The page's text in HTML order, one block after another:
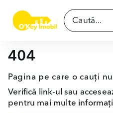
404
Pagina pe care o cauți
Verifică link-ul sau
pentru mai multe